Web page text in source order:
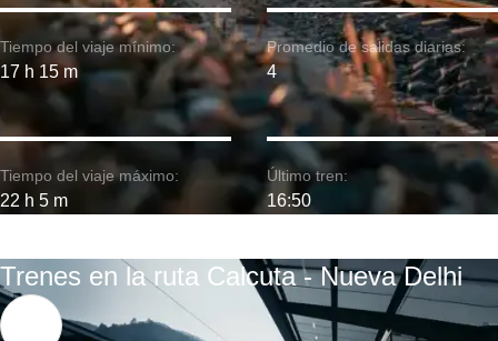
Tiempo del viaje mínimo:
17 h 15 m
Tiempo del viaje máximo:
22 h 5 m
Promedio de salidas diarias:
4
Último tren:
16:50
Trenes en la ruta Calcuta - Nueva Delhi